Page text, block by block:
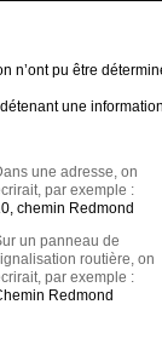
n’ont pu être
une
une adresse, on
par exemple :
chemin Redmond
un panneau de
routière, on
par exemple :
Redmond